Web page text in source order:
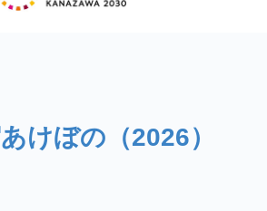
けぼの（2026）